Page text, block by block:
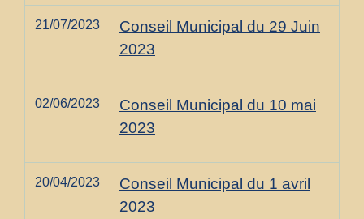
21/07/2023
Conseil Municipal du 29 Juin
2023
02/06/2023
Conseil Municipal du 10 mai
2023
20/04/2023
Conseil Municipal du 1 avril
2023